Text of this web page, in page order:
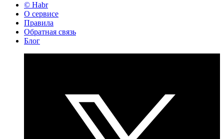
© Habr
О сервисе
Правила
Обратная связь
Блог